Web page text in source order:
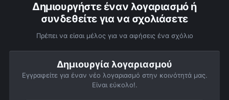
Δημιουργήστε έναν λογαριασμό ή
συνδεθείτε για να σχολιάσετε
Πρέπει να είσαι μέλος για να αφήσεις ένα σχόλιο
Δημιουργία λογαριασμού
Εγγραφείτε για έναν νέο λογαριασμό στην κοινότητά μας.
Είναι εύκολο!.